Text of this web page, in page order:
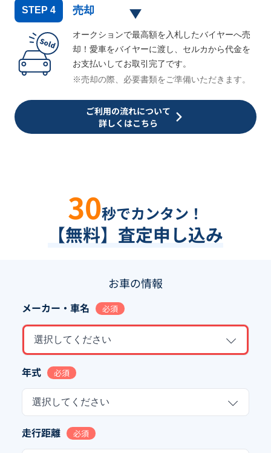
STEP 4 売却
オークションで最高額を入札したバイヤーへ売
却！愛車をバイヤーに渡し、セルカから代金を
お支払いしてお取引完了です。
※売却の際、必要書類をご準備いただきます。
ご利用の流れについて
詳しくはこちら
30秒でカンタン！
【無料】査定申し込み
お車の情報
メーカー・車名 必須
選択してください
年式 必須
選択してください
走行距離 必須